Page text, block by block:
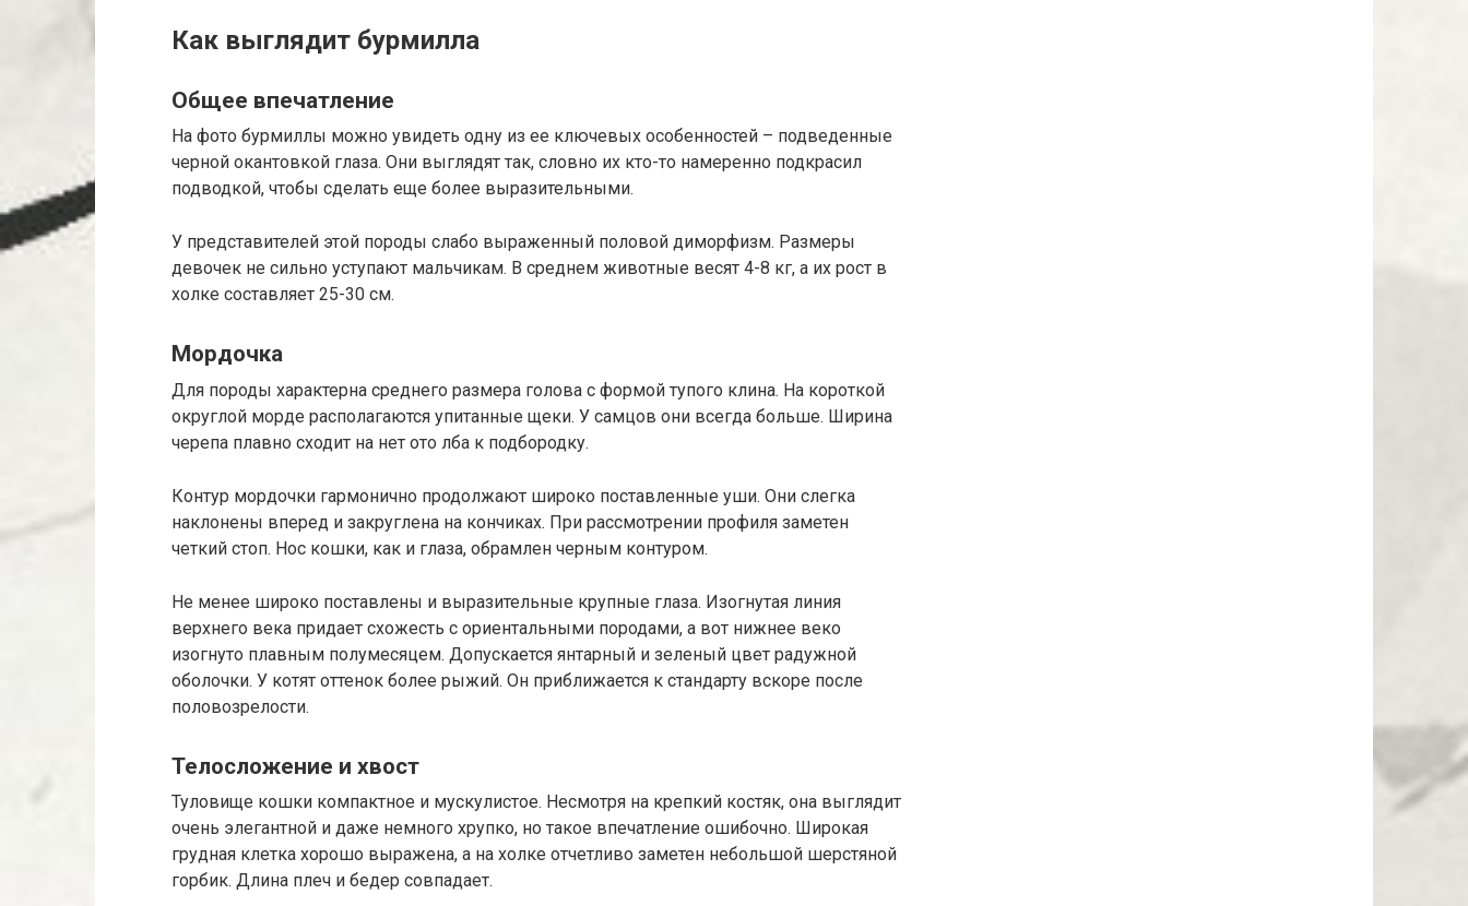
Как выглядит бурмилла
Общее впечатление
На фото бурмиллы можно увидеть одну из ее ключевых особенностей – подведенные
черной окантовкой глаза. Они выглядят так, словно их кто-то намеренно подкрасил
подводкой, чтобы сделать еще более выразительными.
У представителей этой породы слабо выраженный половой диморфизм. Размеры
девочек не сильно уступают мальчикам. В среднем животные весят 4-8 кг, а их рост в
холке составляет 25-30 см.
Мордочка
Для породы характерна среднего размера голова с формой тупого клина. На короткой
округлой морде располагаются упитанные щеки. У самцов они всегда больше. Ширина
черепа плавно сходит на нет ото лба к подбородку.
Контур мордочки гармонично продолжают широко поставленные уши. Они слегка
наклонены вперед и закруглена на кончиках. При рассмотрении профиля заметен
четкий стоп. Нос кошки, как и глаза, обрамлен черным контуром.
Не менее широко поставлены и выразительные крупные глаза. Изогнутая линия
верхнего века придает схожесть с ориентальными породами, а вот нижнее веко
изогнуто плавным полумесяцем. Допускается янтарный и зеленый цвет радужной
оболочки. У котят оттенок более рыжий. Он приближается к стандарту вскоре после
половозрелости.
Телосложение и хвост
Туловище кошки компактное и мускулистое. Несмотря на крепкий костяк, она выглядит
очень элегантной и даже немного хрупко, но такое впечатление ошибочно. Широкая
грудная клетка хорошо выражена, а на холке отчетливо заметен небольшой шерстяной
горбик. Длина плеч и бедер совпадает.